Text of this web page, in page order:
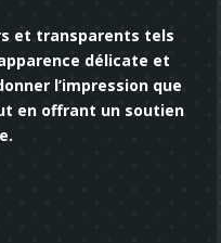
et transparents tels
délicate et
l’impression que
en offrant un soutien